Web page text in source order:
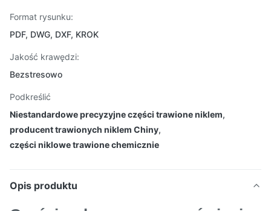
Format rysunku:
PDF, DWG, DXF, KROK
Jakość krawędzi:
Bezstresowo
Podkreślić
Niestandardowe precyzyjne części trawione niklem,
producent trawionych niklem Chiny,
części niklowe trawione chemicznie
Opis produktu